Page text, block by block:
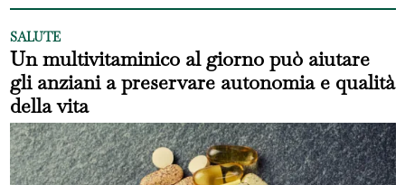
SALUTE
Un multivitaminico al giorno può aiutare
gli anziani a preservare autonomia e qualità
della vita